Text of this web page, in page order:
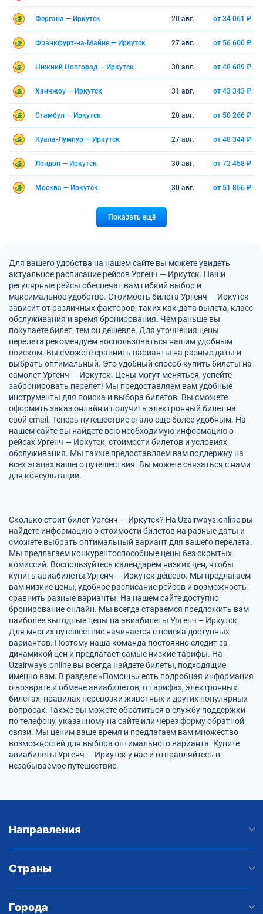
Фергана — Иркутск 20 авг. от 34 061 ₽
Франкфурт-на-Майне — Иркутск 27 авг. от 56 600 ₽
Нижний Новгород — Иркутск 30 авг. от 48 689 ₽
Ханчжоу — Иркутск 31 авг. от 43 343 ₽
Стамбул — Иркутск 20 авг. от 50 266 ₽
Куала-Лумпур — Иркутск 27 авг. от 48 344 ₽
Лондон — Иркутск 30 авг. от 72 458 ₽
Москва — Иркутск 30 авг. от 51 856 ₽
Показать ещё
Для вашего удобства на нашем сайте вы можете увидеть
актуальное расписание рейсов Ургенч — Иркутск. Наши
регулярные рейсы обеспечат вам гибкий выбор и
максимальное удобство. Стоимость билета Ургенч — Иркутск
зависит от различных факторов, таких как дата вылета, класс
обслуживания и время бронирования. Чем раньше вы
покупаете билет, тем он дешевле. Для уточнения цены
перелета рекомендуем воспользоваться нашим удобным
поиском. Вы сможете сравнить варианты на разные даты и
выбрать оптимальный. Это удобный способ купить билеты на
самолет Ургенч — Иркутск. Цены могут меняться, успейте
забронировать перелет! Мы предоставляем вам удобные
инструменты для поиска и выбора билетов. Вы сможете
оформить заказ онлайн и получить электронный билет на
свой email. Теперь путешествие стало еще более удобным. На
нашем сайте вы найдете всю необходимую информацию о
рейсах Ургенч — Иркутск, стоимости билетов и условиях
обслуживания. Мы также предоставляем вам поддержку на
всех этапах вашего путешествия. Вы можете связаться с нами
для консультации.
Сколько стоит билет Ургенч — Иркутск? На Uzairways.online вы
найдете информацию о стоимости билетов на разные даты и
сможете выбрать оптимальный вариант для вашего перелета.
Мы предлагаем конкурентоспособные цены без скрытых
комиссий. Воспользуйтесь календарем низких цен, чтобы
купить авиабилеты Ургенч — Иркутск дёшево. Мы предлагаем
вам низкие цены, удобное расписание рейсов и возможность
сравнить разные варианты. На нашем сайте доступно
бронирование онлайн. Мы всегда стараемся предложить вам
наиболее выгодные цены на авиабилеты Ургенч – Иркутск.
Для многих путешествие начинается с поиска доступных
вариантов. Поэтому наша команда постоянно следит за
динамикой цен и предлагает самые низкие тарифы. На
Uzairways.online вы всегда найдете билеты, подходящие
именно вам. В разделе «Помощь» есть подробная информация
о возврате и обмене авиабилетов, о тарифах, электронных
билетах, правилах перевозки животных и других популярных
вопросах. Также вы можете обратиться в службу поддержки
по телефону, указанному на сайте или через форму обратной
связи. Мы ценим ваше время и предлагаем вам множество
возможностей для выбора оптимального варианта. Купите
авиабилеты Ургенч — Иркутск у нас и отправляйтесь в
незабываемое путешествие.
Направления
Страны
Города